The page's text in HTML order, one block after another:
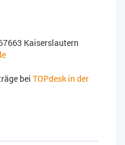
Kaiserslautern
bei TOPdesk in der